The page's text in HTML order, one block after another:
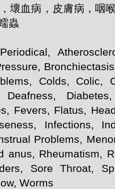
壞血病，皮膚病，咽
蟲
Colds, Colic,
Deafness,
Fevers, Flatus,
Infections,
Problems,
anus, Rheumatism,
Sore Throat,
Worms